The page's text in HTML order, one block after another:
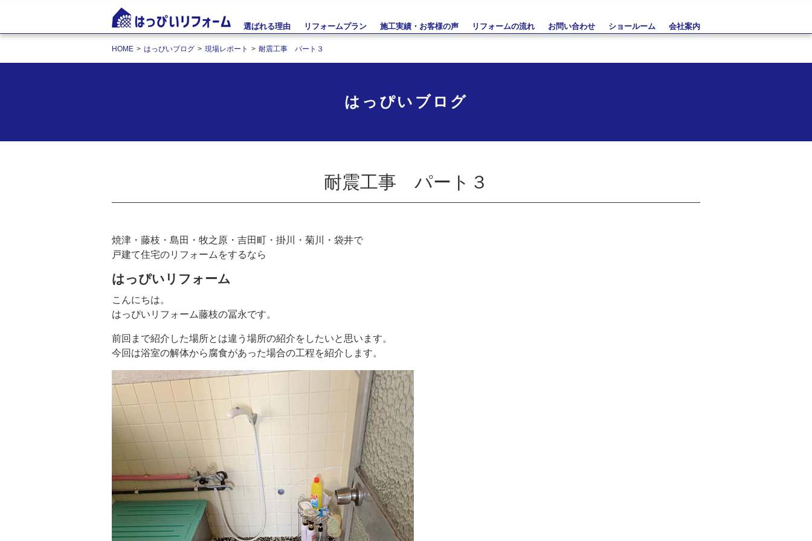
選ばれる理由 リフォームプラン 施工実績・お客様の声 リフォームの流れ お問い合わせ ショールーム 会社案内
HOME はっぴいブログ 現場レポート 耐震工事 パート３
はっぴいブログ
耐震工事 パート３
焼津・藤枝・島田・牧之原・吉田町・掛川・菊川・袋井で
戸建て住宅のリフォームをするなら
はっぴいリフォーム
こんにちは。
はっぴいリフォーム藤枝の冨永です。
前回まで紹介した場所とは違う場所の紹介をしたいと思います。
今回は浴室の解体から腐食があった場合の工程を紹介します。